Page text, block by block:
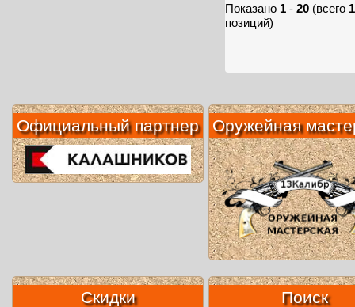
Показано 1 - 20 (всего
позиций)
Официальный партнер Оружейная
Скидки Поиск